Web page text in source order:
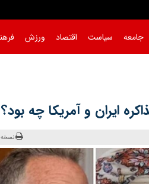
جامعه سیاست اقتصاد ورزش
ایران و آمریکا چه بود؟